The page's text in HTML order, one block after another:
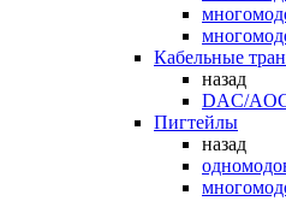
Кабельные
назад
DAC/
Пигтейлы
назад